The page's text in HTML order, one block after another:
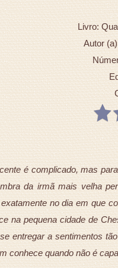
Livro:
Autor
é complicado, mas
da irmã mais velha
no dia em que
na pequena cidade de
entregar a sentimentos
conhece quando não é